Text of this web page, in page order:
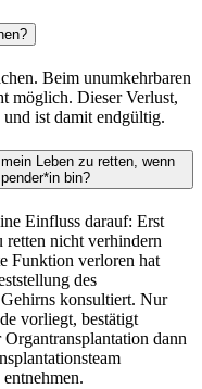
Beim unumkehrbaren
möglich. Dieser Verlust,
ist damit endgültig.
Leben zu retten, wenn
bin?
Einfluss darauf: Erst
retten nicht verhindern
Funktion verloren hat
des
konsultiert. Nur
vorliegt, bestätigt
dann